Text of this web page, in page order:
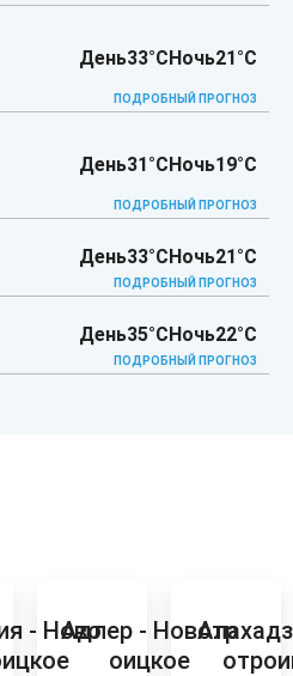
День33°CНочь21°C
ПОДРОБНЫЙ ПРОГНОЗ
День31°CНочь19°C
ПОДРОБНЫЙ ПРОГНОЗ
День33°CНочь21°C
ПОДРОБНЫЙ ПРОГНОЗ
День35°CНочь22°C
ПОДРОБНЫЙ ПРОГНОЗ
- Ново
Адлер - Новотр
оицкое